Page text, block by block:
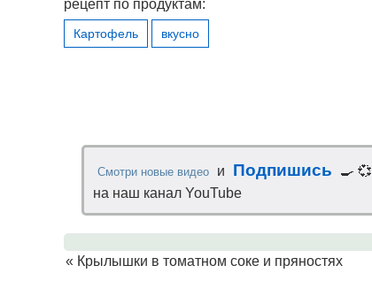
рецепт по продуктам:
Картофель вкусно
Смотри новые видео и Подпишись
🍳 💞
на наш канал YouTube
« Крылышки в томатном соке и пряностях